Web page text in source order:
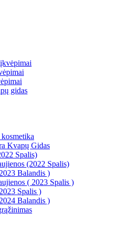
gidas
Kvapų Gidas
Spalis)
(2022 Spalis)
Balandis )
( 2023 Spalis )
Spalis )
Balandis )